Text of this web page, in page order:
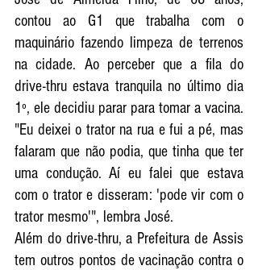
contou ao G1 que trabalha com o
maquinário fazendo limpeza de terrenos
na cidade. Ao perceber que a fila do
drive-thru estava tranquila no último dia
1º, ele decidiu parar para tomar a vacina.
"Eu deixei o trator na rua e fui a pé, mas
falaram que não podia, que tinha que ter
uma condução. Aí eu falei que estava
com o trator e disseram: 'pode vir com o
trator mesmo'", lembra José.
Além do drive-thru, a Prefeitura de Assis
tem outros pontos de vacinação contra o